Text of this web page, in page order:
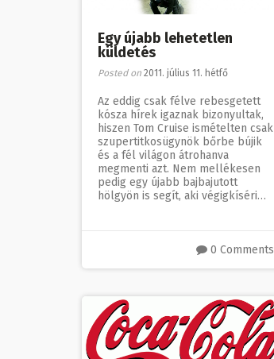
Egy újabb lehetetlen
küldetés
Posted on 2011. július 11. hétfő
Az eddig csak félve rebesgetett
kósza hírek igaznak bizonyultak,
hiszen Tom Cruise ismételten csak
szupertitkosügynök bőrbe bújik
és a fél világon átrohanva
megmenti azt. Nem mellékesen
pedig egy újabb bajbajutott
hölgyön is segít, aki végigkíséri…
0 Comments